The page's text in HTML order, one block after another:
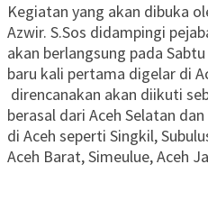
Kegiatan yang akan dibuka
Azwir. S.Sos didampingi
akan berlangsung pada Sabtu
baru kali pertama digelar di
direncanakan akan diikuti
berasal dari Aceh Selatan
di Aceh seperti Singkil,
Aceh Barat, Simeulue, Aceh